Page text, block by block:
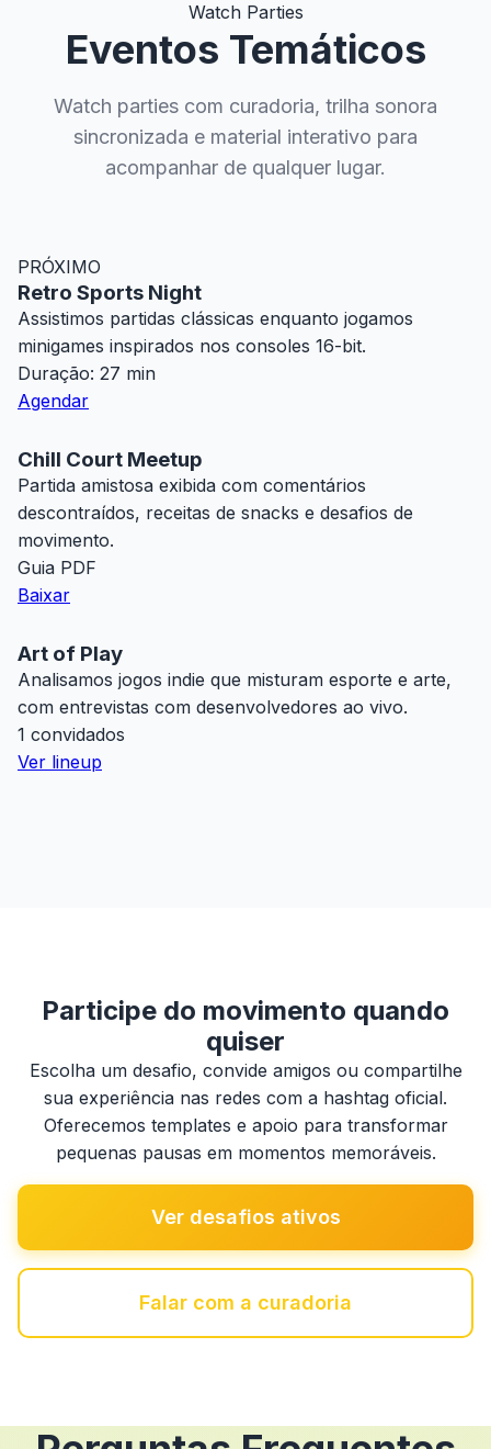
Watch Parties
Eventos Temáticos
Watch parties com curadoria, trilha sonora
sincronizada e material interativo para
acompanhar de qualquer lugar.
PRÓXIMO
Retro Sports Night
Assistimos partidas clássicas enquanto jogamos
minigames inspirados nos consoles 16-bit.
Duração: 27 min
Agendar
Chill Court Meetup
Partida amistosa exibida com comentários
descontraídos, receitas de snacks e desafios de
movimento.
Guia PDF
Baixar
Art of Play
Analisamos jogos indie que misturam esporte e arte,
com entrevistas com desenvolvedores ao vivo.
1 convidados
Ver lineup
Participe do movimento quando
quiser
Escolha um desafio, convide amigos ou compartilhe
sua experiência nas redes com a hashtag oficial.
Oferecemos templates e apoio para transformar
pequenas pausas em momentos memoráveis.
Ver desafios ativos
Falar com a curadoria